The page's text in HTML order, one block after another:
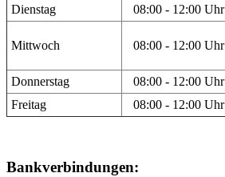
Dienstag
08:00 - 12:00 Uhr
Mittwoch 08:00 - 12:00 Uhr
Donnerstag 08:00 - 12:00 Uhr
Freitag
08:00 - 12:00 Uhr
Bankverbindungen: